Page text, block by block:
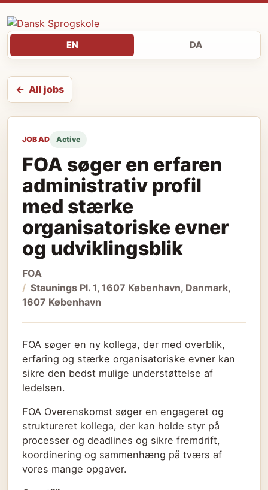
EN DA
All jobs
JOB AD Active
FOA søger en erfaren
administrativ profil
med stærke
organisatoriske evner
og udviklingsblik
FOA
Staunings Pl. 1, 1607 København, Danmark,
1607 København
FOA søger en ny kollega, der med overblik,
erfaring og stærke organisatoriske evner kan
sikre den bedst mulige understøttelse af
ledelsen.
FOA Overenskomst søger en engageret og
struktureret kollega, der kan holde styr på
processer og deadlines og sikre fremdrift,
koordinering og sammenhæng på tværs af
vores mange opgaver.